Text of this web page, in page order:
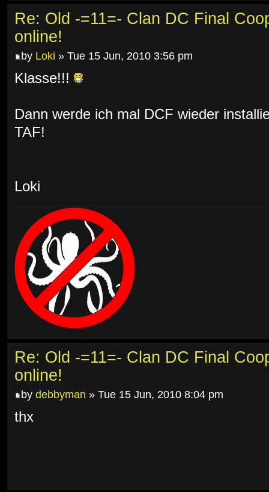
Re: Old -=11=- Clan DC Final
online!
by Loki » Tue 15 Jun, 2010 3:56 pm
Klasse!!!
Dann werde ich mal DCF wieder
TAF!
Loki
Re: Old -=11=- Clan DC Final
online!
by debbyman » Tue 15 Jun, 2010 8:04 pm
thx